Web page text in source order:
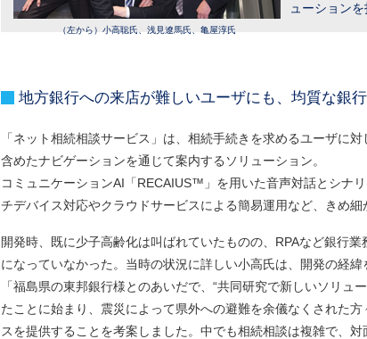
（左から）小高聡氏、浅見遼馬氏、亀屋淳氏
ューション
地方銀行への来店が難しいユーザにも、均質な銀
「ネット相続相談サービス」は、相続手続きを求めるユーザに
含めたナビゲーションを通じて案内するソリューション。
コミュニケーションAI「RECAIUS™」を用いた音声対話とシナ
チデバイス対応やクラウドサービスによる簡易運用など、きめ細
開発時、既に少子高齢化は叫ばれていたものの、RPAなど銀行
になっていなかった。当時の状況に詳しい小高氏は、開発の経緯
「福島県の東邦銀行様とのあいだで、“共同研究で新しいソリュ
たことに始まり、震災によって県外への避難を余儀なくされた
スを提供することを考案しました。中でも相続相談は複雑で、